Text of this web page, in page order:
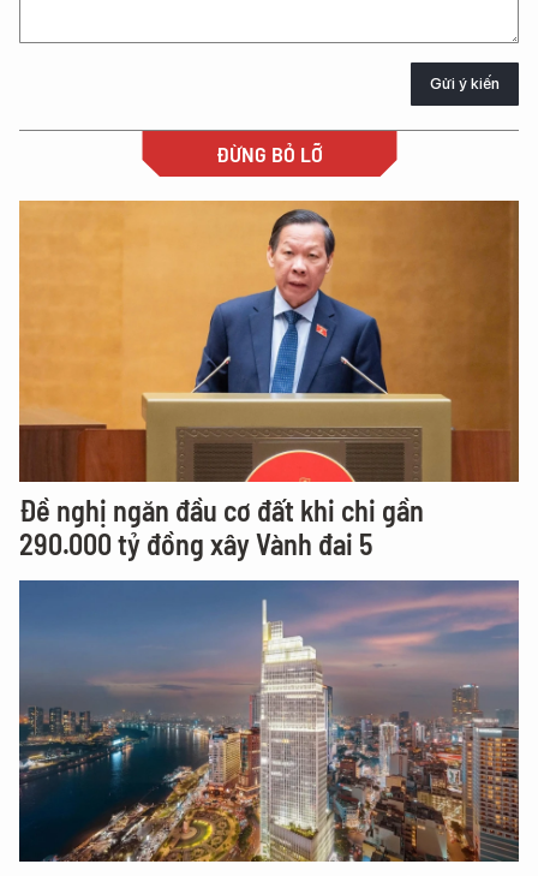
Gửi ý kiến
ĐỪNG BỎ LỠ
Đề nghị ngăn đầu cơ đất khi chi gần
290.000 tỷ đồng xây Vành đai 5